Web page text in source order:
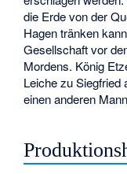
die Erde von der
Hagen tränken
Gesellschaft vor
Mordens. König
Leiche zu Siegfried
einen anderen